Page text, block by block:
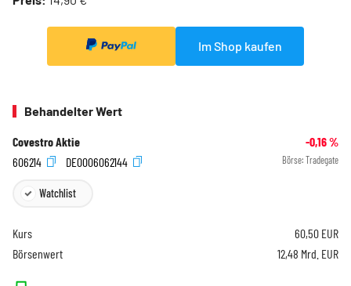
Im Shop kaufen
Behandelter Wert
Covestro Aktie -0,16%
606214
DE0006062144 Börse: Tradegate
Watchlist
Kurs 60,50 EUR
Börsenwert
12,48 Mrd. EUR